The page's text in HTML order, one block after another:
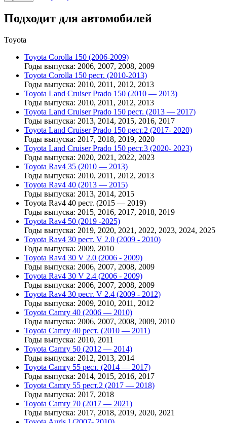
Подходит для автомобилей
Toyota
Toyota Corolla 150 (2006-2009)
Годы выпуска: 2006, 2007, 2008, 2009
Toyota Corolla 150 рест. (2010-2013)
Годы выпуска: 2010, 2011, 2012, 2013
Toyota Land Cruiser Prado 150 (2010 — 2013)
Годы выпуска: 2010, 2011, 2012, 2013
Toyota Land Cruiser Prado 150 рест. (2013 — 2017)
Годы выпуска: 2013, 2014, 2015, 2016, 2017
Toyota Land Cruiser Prado 150 рест.2 (2017- 2020)
Годы выпуска: 2017, 2018, 2019, 2020
Toyota Land Cruiser Prado 150 рест.3 (2020- 2023)
Годы выпуска: 2020, 2021, 2022, 2023
Toyota Rav4 35 (2010 — 2013)
Годы выпуска: 2010, 2011, 2012, 2013
Toyota Rav4 40 (2013 — 2015)
Годы выпуска: 2013, 2014, 2015
Toyota Rav4 40 рест. (2015 — 2019)
Годы выпуска: 2015, 2016, 2017, 2018, 2019
Toyota Rav4 50 (2019 -2025)
Годы выпуска: 2019, 2020, 2021, 2022, 2023, 2024, 2025
Toyota Rav4 30 рест. V 2.0 (2009 - 2010)
Годы выпуска: 2009, 2010
Toyota Rav4 30 V 2.0 (2006 - 2009)
Годы выпуска: 2006, 2007, 2008, 2009
Toyota Rav4 30 V 2.4 (2006 - 2009)
Годы выпуска: 2006, 2007, 2008, 2009
Toyota Rav4 30 рест. V 2.4 (2009 - 2012)
Годы выпуска: 2009, 2010, 2011, 2012
Toyota Camry 40 (2006 — 2010)
Годы выпуска: 2006, 2007, 2008, 2009, 2010
Toyota Camry 40 рест. (2010 — 2011)
Годы выпуска: 2010, 2011
Toyota Camry 50 (2012 — 2014)
Годы выпуска: 2012, 2013, 2014
Toyota Camry 55 рест. (2014 — 2017)
Годы выпуска: 2014, 2015, 2016, 2017
Toyota Camry 55 рест.2 (2017 — 2018)
Годы выпуска: 2017, 2018
Toyota Camry 70 (2017 — 2021)
Годы выпуска: 2017, 2018, 2019, 2020, 2021